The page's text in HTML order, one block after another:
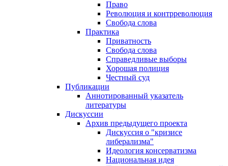
Право
Революция и контрреволюция
Свобода слова
Практика
Приватность
Свобода слова
Справедливые выборы
Хорошая полиция
Честный суд
Публикации
Аннотированный указатель
литературы
Дискуссии
Архив предыдущего проекта
Дискуссия о "кризисе
либерализма"
Идеология консерватизма
Национальная идея